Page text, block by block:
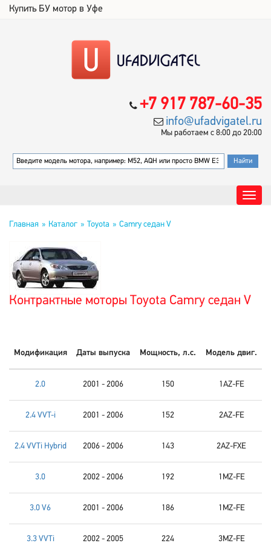
Купить БУ мотор в Уфе
+7 917 787-60-35
info@ufadvigatel.ru
Мы работаем с 8:00 до 20:00
Главная Каталог Toyota Camry седан V
Контрактные моторы Toyota Camry седан V
Модификация Даты выпуска Мощность, л.с. Модель двиг.
2.0 2001 - 2006 150 1AZ-FE
2.4 VVT-i 2001 - 2006 152 2AZ-FE
2.4 VVTi Hybrid 2006 - 2006 143 2AZ-FXE
3.0 2002 - 2006 192 1MZ-FE
3.0 V6 2001 - 2006 186 1MZ-FE
3.3 VVTi 2002 - 2005 224 3MZ-FE